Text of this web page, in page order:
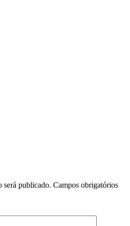
será publicado. Campos obrigatórios